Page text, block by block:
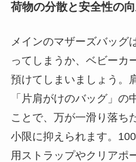
荷物の分散と安全性の
メインのマザーズバッグ
ってしまうか、ベビーカ
預けてしまいましょう。
「片肩がけのバッグ」の
ことで、万が一滑り落ち
小限に抑えられます。
用ストラップやクリアポ